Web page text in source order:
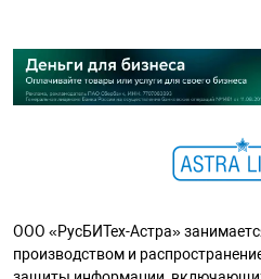
ООО «РусБИТех-Астра»
производством и